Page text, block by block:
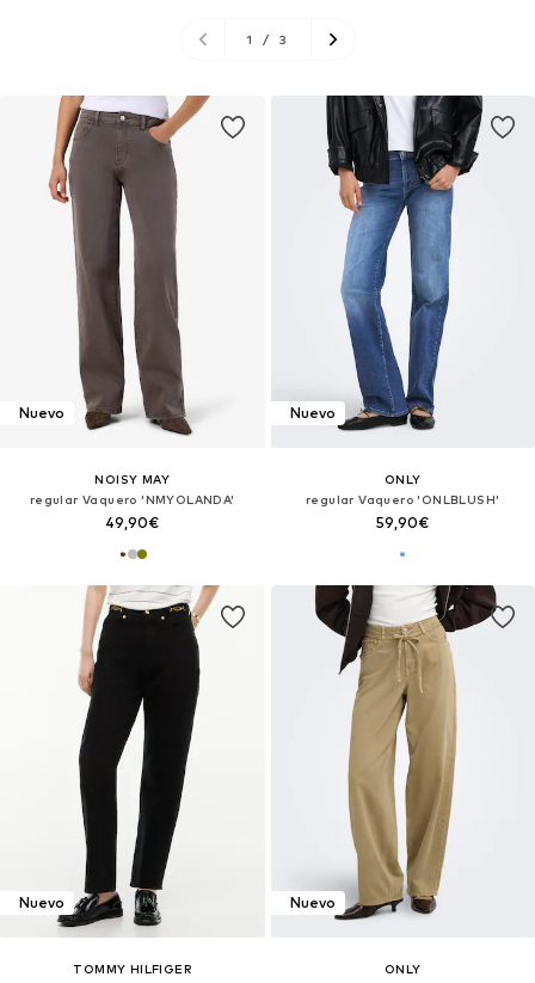
1 / 3
Nuevo
NOISY MAY
regular Vaquero 'NMYOLANDA'
49,90€
Nuevo
ONLY
regular Vaquero 'ONLBLUSH'
59,90€
Nuevo
TOMMY HILFIGER
Nuevo
ONLY